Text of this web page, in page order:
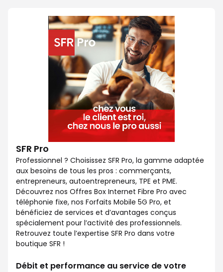
SFR Pro
Professionnel ? Choisissez SFR Pro, la gamme adaptée
aux besoins de tous les pros : commerçants,
entrepreneurs, autoentrepreneurs, TPE et PME.
Découvrez nos Offres Box Internet Fibre Pro avec
téléphonie fixe, nos Forfaits Mobile 5G Pro, et
bénéficiez de services et d’avantages conçus
spécialement pour l’activité des professionnels.
Retrouvez toute l’expertise SFR Pro dans votre
boutique SFR !
Débit et performance au service de votre
Professionnel ? Choisissez